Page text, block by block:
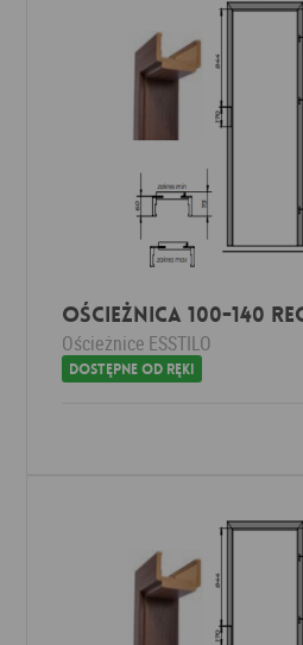
Ościeżnica 100-140
Ościeżnice ESSTILO
Dostępne od ręki